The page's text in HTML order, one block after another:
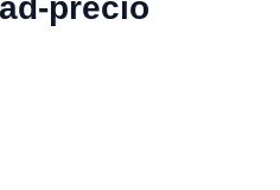
precio